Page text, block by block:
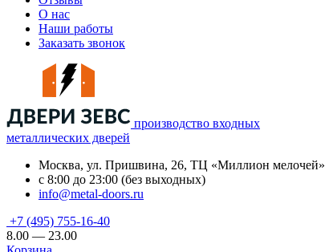
О нас
Наши работы
Заказать звонок
производство входных
металлических дверей
Москва, ул. Пришвина, 26, ТЦ «Миллион мелочей»
с 8:00 до 23:00 (без выходных)
info@metal-doors.ru
+7 (495) 755-16-40
8.00 — 23.00